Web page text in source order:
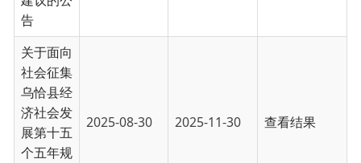
个五年规
划意见建
议的公告
关于征求
拆除政府
原办公楼
意见的公
告